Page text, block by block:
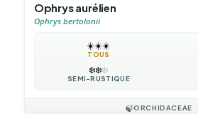
Ophrys aurélien
Ophrys bertolonii
☀️☀️☀️
TOUS
❄️❄️❄️
SEMI-RUSTIQUE
🍃ORCHIDACEAE